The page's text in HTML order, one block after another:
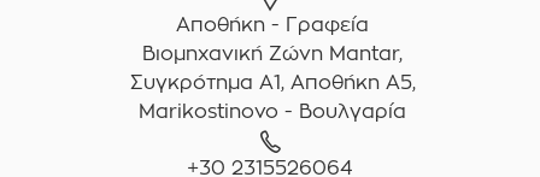
Αποθήκη - Γραφεία
Βιομηχανική Ζώνη Mantar,
Συγκρότημα A1, Αποθήκη Α5,
Marikostinovo - Βουλγαρία
+30 2315526064